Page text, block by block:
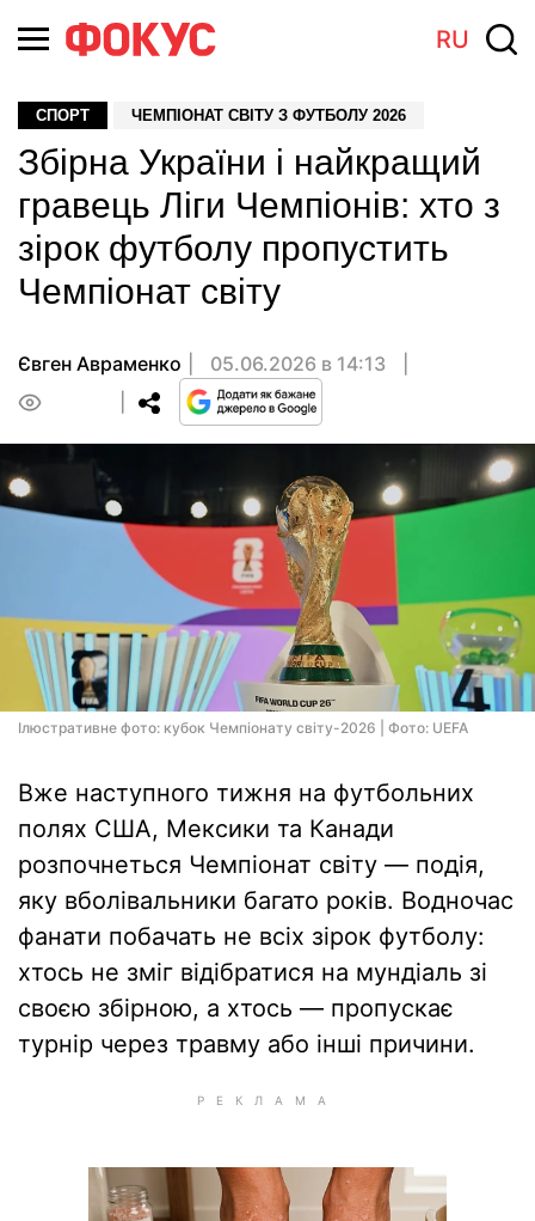
RU
СПОРТ ЧЕМПІОНАТ СВІТУ З ФУТБОЛУ 2026
Збірна України і найкращий
гравець Ліги Чемпіонів: хто з
зірок футболу пропустить
Чемпіонат світу
Євген Авраменко
05.06.2026 в 14:13
Ілюстративне фото: кубок Чемпіонату світу-2026 | Фото: UEFA
Вже наступного тижня на футбольних
полях США, Мексики та Канади
розпочнеться Чемпіонат світу — подія,
яку вболівальники багато років. Водночас
фанати побачать не всіх зірок футболу:
хтось не зміг відібратися на мундіаль зі
своєю збірною, а хтось — пропускає
турнір через травму або інші причини.